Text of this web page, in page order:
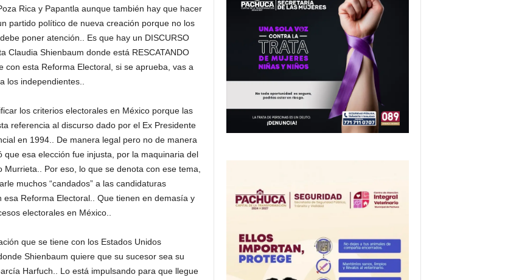
Rica y Papantla aunque también hay que hacer
partido político de nueva creación porque no los
poner atención.. Es que hay un DISCURSO
Claudia Shienbaum donde está RESCATANDO
con esta Reforma Electoral, si se aprueba, vas a
los independientes..
los criterios electorales en México porque las
referencia al discurso dado por el Ex Presidente
en 1994.. De manera legal pero no de manera
esa elección fue injusta, por la maquinaria del
Por eso, lo que se denota con ese tema,
muchos “candados” a las candidaturas
Reforma Electoral.. Que tienen en demasía y
electorales en México..
que se tiene con los Estados Unidos
Shienbaum quiere que su sucesor sea su
Harfuch.. Lo está impulsando para que llegue